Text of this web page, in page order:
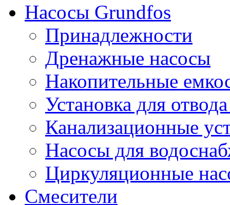
Насосы Grundfos
Принадлежности
Дренажные насосы
Накопительные
Установка для
Канализационные
Насосы для
Циркуляционные
Смесители